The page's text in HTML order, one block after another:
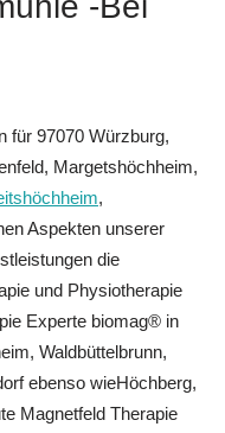
für 97070 Würzburg,
Margetshöchheim,
,
Aspekten unserer
die
und Physiotherapie
Experte biomag® in
Waldbüttelbrunn,
ebenso wieHöchberg,
Magnetfeld Therapie